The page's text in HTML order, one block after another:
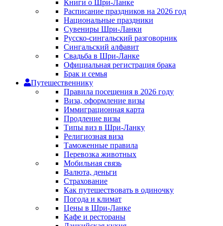
Книги о Шри-Ланке
Расписание праздников на 2026 год
Национальные праздники
Сувениры Шри-Ланки
Русско-сингальский разговорник
Сингальский алфавит
Свадьба в Шри-Ланке
Официальная регистрация брака
Брак и семья
Путешественнику
Правила посещения в 2026 году
Виза, оформление визы
Иммиграционная карта
Продление визы
Типы виз в Шри-Ланку
Религиозная виза
Таможенные правила
Перевозка животных
Мобильная связь
Валюта, деньги
Страхование
Как путешествовать в одиночку
Погода и климат
Цены в Шри-Ланке
Кафе и рестораны